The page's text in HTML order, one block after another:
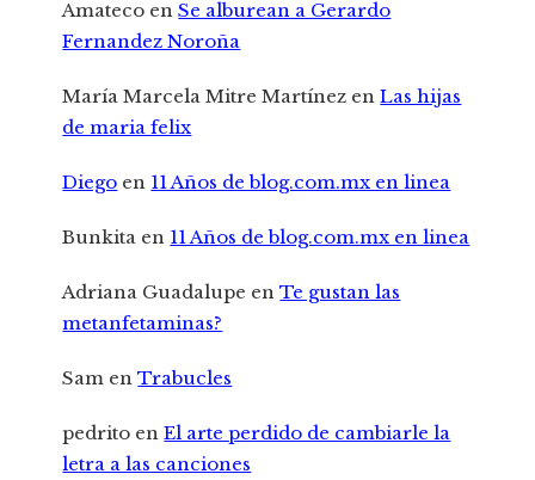
Amateco enSe alburean a Gerardo
Fernandez Noroña
María Marcela Mitre Martínez enLas hijas
de maria felix
Diego en 11 Años de blog.com.mx en linea
Bunkita en 11 Años de blog.com.mx en linea
Adriana Guadalupe enTe gustan las
metanfetaminas?
Sam enTrabucles
pedrito enEl arte perdido de cambiarle la
letra a las canciones